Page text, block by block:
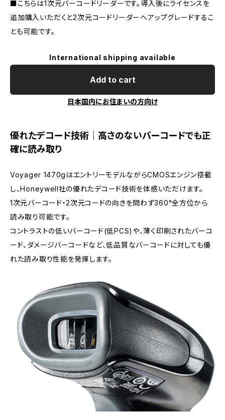
■こちらは1次元バーコードリーダーです。導入後にライセンスを
追加購入いただくと2次元コードリーダーへアップグレードするこ
とも可能です。
International shipping available
Add to cart
日本国内にお住まいの方向け
優れたデコード技術｜高さのないバーコードでも正
確に読み取り
Voyager 1470gはエントリーモデルながらCMOSエンジン搭載
し、Honeywell社の優れたデコード技術を体感いただけます。
1次元バーコード・2次元コードの向きを問わず360°全方位から
読み取り可能です。
コントラストの低いバーコード(低PCS)や、薄く印刷されたバーコ
ード、ダメージバーコードなど、低品質なバーコードに対しても優
れた読み取り性能を発揮します。